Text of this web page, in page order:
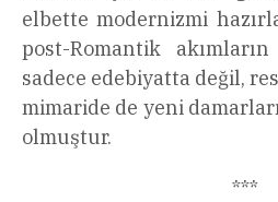
elbette modernizmi
post-Romantik
sadece edebiyatta değil,
mimaride de yeni
olmuştur.
***